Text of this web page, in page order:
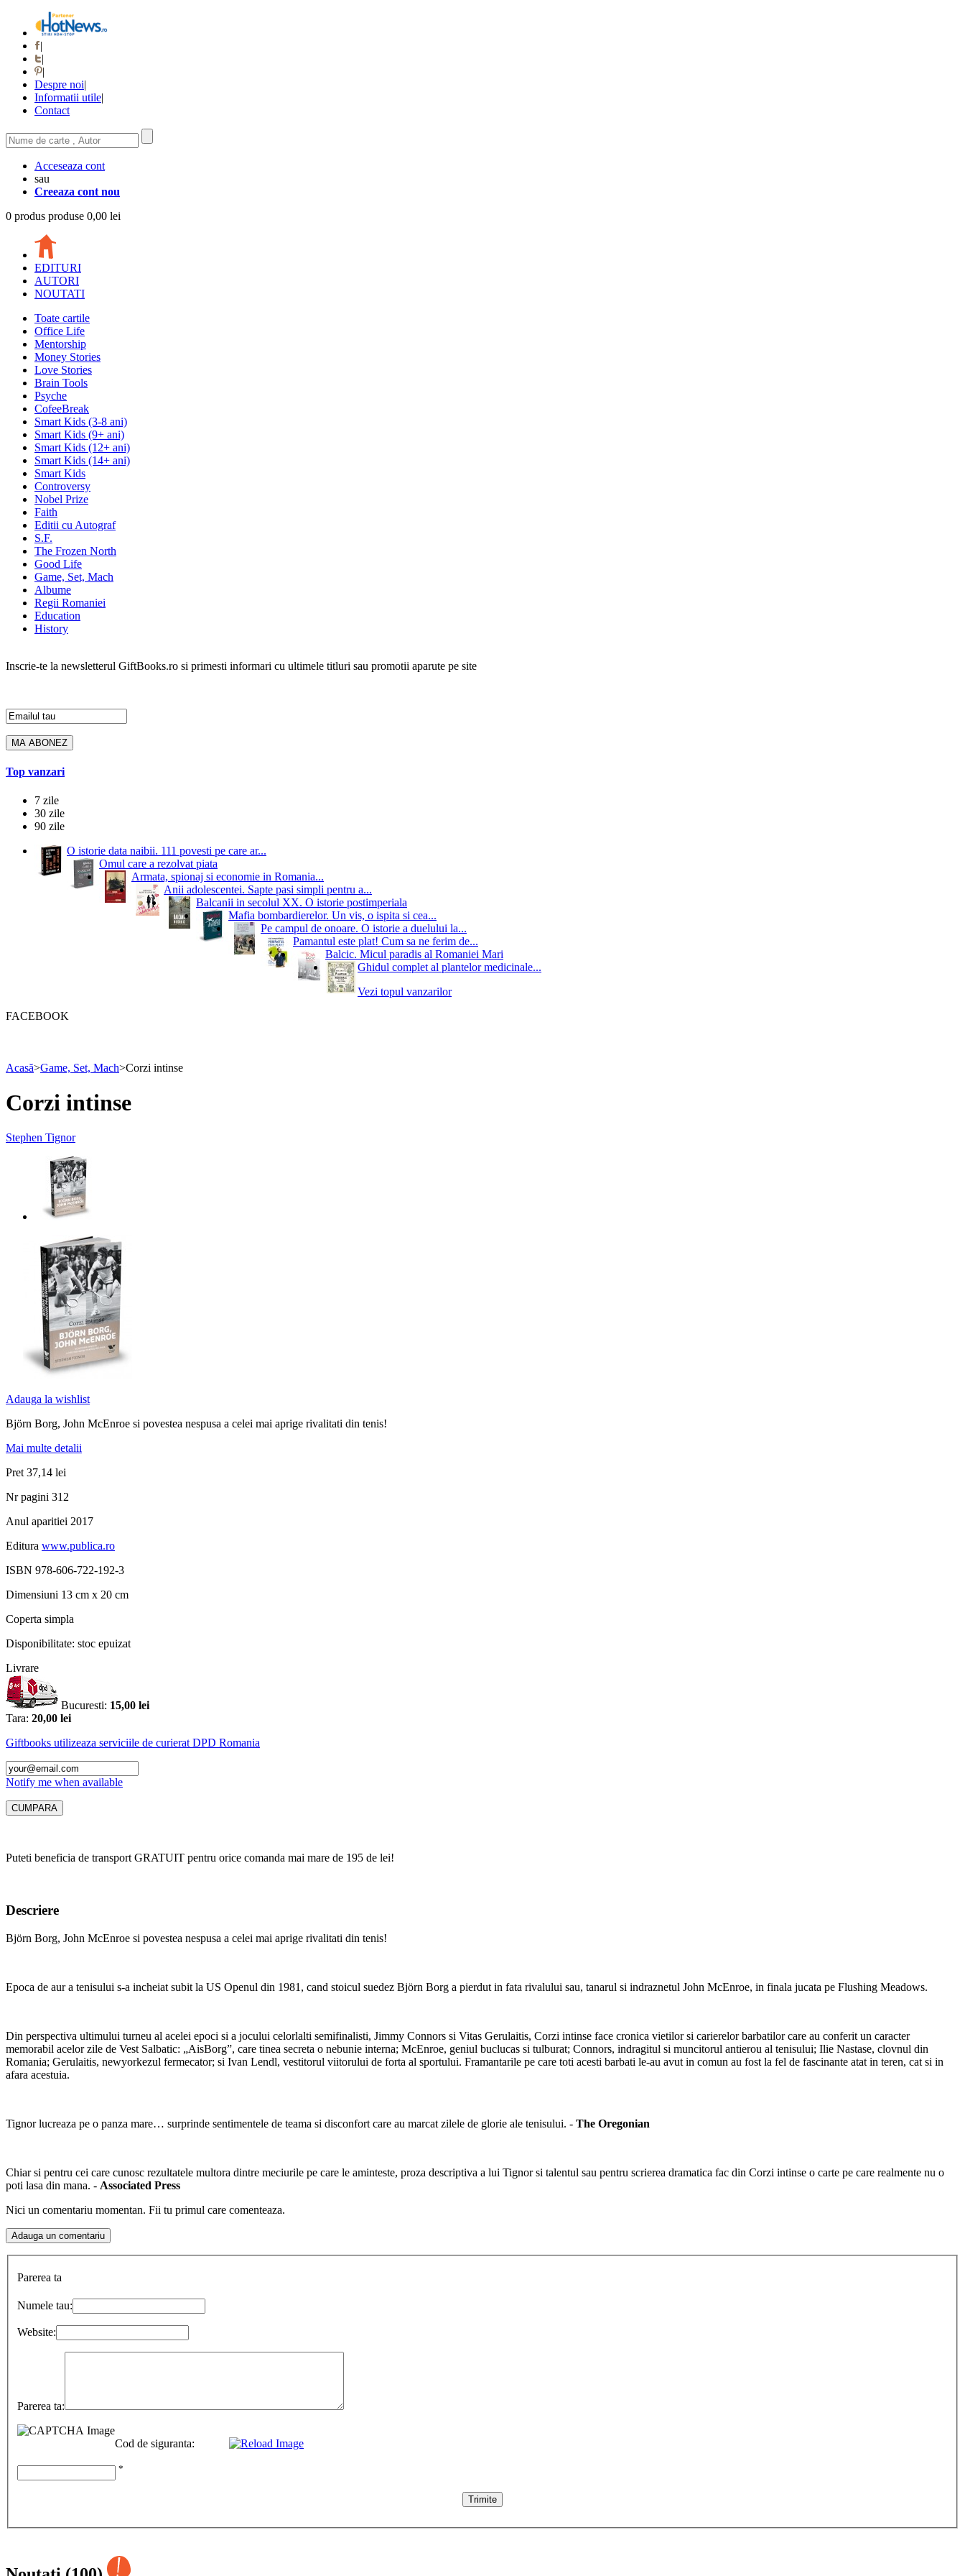
|
|
|
Despre noi|
Informatii utile|
Contact
Acceseaza cont
sau
Creeaza cont nou
0 produs produse 0,00 lei
EDITURI
AUTORI
NOUTATI
Toate cartile
Office Life
Mentorship
Money Stories
Love Stories
Brain Tools
Psyche
CofeeBreak
Smart Kids (3-8 ani)
Smart Kids (9+ ani)
Smart Kids (12+ ani)
Smart Kids (14+ ani)
Smart Kids
Controversy
Nobel Prize
Faith
Editii cu Autograf
S.F.
The Frozen North
Good Life
Game, Set, Mach
Albume
Regii Romaniei
Education
History
Inscrie-te la newsletterul GiftBooks.ro si primesti informari cu ultimele titluri sau promotii aparute pe site
Top vanzari
7 zile
30 zile
90 zile
O istorie data naibii. 111 povesti pe care ar...
Omul care a rezolvat piata
Armata, spionaj si economie in Romania...
Anii adolescentei. Sapte pasi simpli pentru a...
Balcanii in secolul XX. O istorie postimperiala
Mafia bombardierelor. Un vis, o ispita si cea...
Pe campul de onoare. O istorie a duelului la...
Pamantul este plat! Cum sa ne ferim de...
Balcic. Micul paradis al Romaniei Mari
Ghidul complet al plantelor medicinale...
Vezi topul vanzarilor
FACEBOOK
Acasă>Game, Set, Mach>Corzi intinse
Corzi intinse
Stephen Tignor
Adauga la wishlist
Björn Borg, John McEnroe si povestea nespusa a celei mai aprige rivalitati din tenis!
Mai multe detalii
Pret 37,14 lei
Nr pagini 312
Anul aparitiei 2017
Editura www.publica.ro
ISBN 978-606-722-192-3
Dimensiuni 13 cm x 20 cm
Coperta simpla
Disponibilitate: stoc epuizat
Livrare
Bucuresti: 15,00 lei
Tara: 20,00 lei
Giftbooks utilizeaza serviciile de curierat DPD Romania
Notify me when available
Puteti beneficia de transport GRATUIT pentru orice comanda mai mare de 195 de lei!
Descriere
Björn Borg, John McEnroe si povestea nespusa a celei mai aprige rivalitati din tenis!
Epoca de aur a tenisului s-a incheiat subit la US Openul din 1981, cand stoicul suedez Björn Borg a pierdut in fata rivalului sau, tanarul si indraznetul John McEnroe, in finala jucata pe Flushing Meadows.
Din perspectiva ultimului turneu al acelei epoci si a jocului celorlalti semifinalisti, Jimmy Connors si Vitas Gerulaitis, Corzi intinse face cronica vietilor si carierelor barbatilor care au conferit un caracter
memorabil acelor zile de Vest Salbatic: „AisBorg”, care tinea secreta o nebunie interna; McEnroe, geniul buclucas si tulburat; Connors, indragitul si muncitorul antierou al tenisului; Ilie Nastase, clovnul din
Romania; Gerulaitis, newyorkezul fermecator; si Ivan Lendl, vestitorul viitorului de forta al sportului. Framantarile pe care toti acesti barbati le-au avut in comun au fost la fel de fascinante atat in teren, cat si in
afara acestuia.
Tignor lucreaza pe o panza mare… surprinde sentimentele de teama si disconfort care au marcat zilele de glorie ale tenisului. - The Oregonian
Chiar si pentru cei care cunosc rezultatele multora dintre meciurile pe care le aminteste, proza descriptiva a lui Tignor si talentul sau pentru scrierea dramatica fac din Corzi intinse o carte pe care realmente nu o
poti lasa din mana. - Associated Press
Nici un comentariu momentan. Fii tu primul care comenteaza.
Parerea ta
Numele tau:
Website:
Parerea ta:
Cod de siguranta:
*